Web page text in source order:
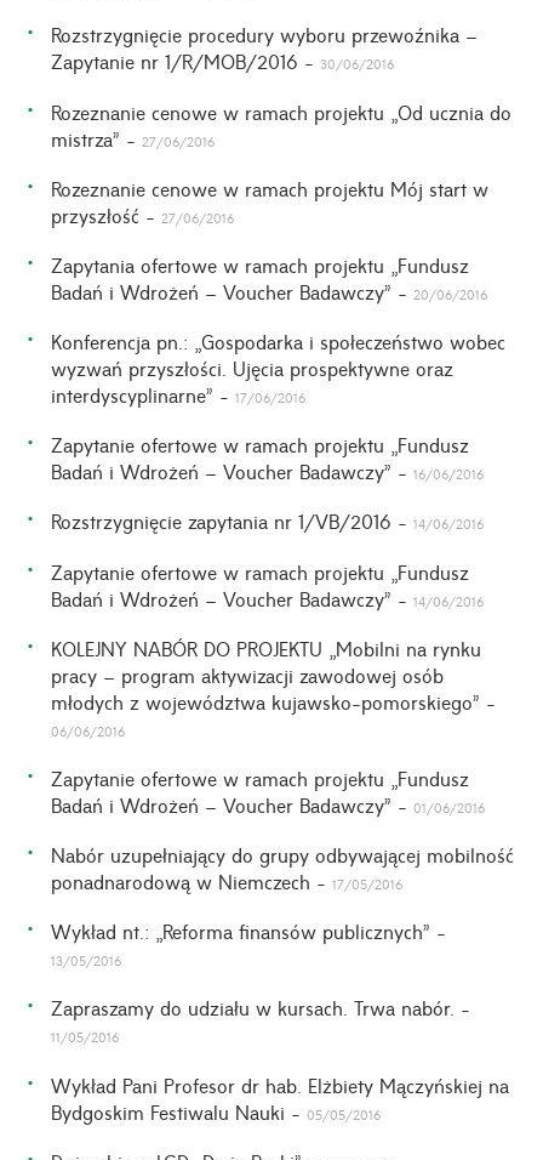
Rozstrzygnięcie procedury wyboru przewoźnika –
Zapytanie nr 1/R/MOB/2016 - 30/06/2016
Rozeznanie cenowe w ramach projektu „Od ucznia do
mistrza” - 27/06/2016
Rozeznanie cenowe w ramach projektu Mój start w
przyszłość - 27/06/2016
Zapytania ofertowe w ramach projektu „Fundusz
Badań i Wdrożeń – Voucher Badawczy” - 20/06/2016
Konferencja pn.: „Gospodarka i społeczeństwo wobec
wyzwań przyszłości. Ujęcia prospektywne oraz
interdyscyplinarne” -17/06/2016
Zapytanie ofertowe w ramach projektu „Fundusz
Badań i Wdrożeń – Voucher Badawczy” -16/06/2016
Rozstrzygnięcie zapytania nr 1/VB/2016 -14/06/2016
Zapytanie ofertowe w ramach projektu „Fundusz
Badań i Wdrożeń – Voucher Badawczy” -14/06/2016
KOLEJNY NABÓR DO PROJEKTU „Mobilni na rynku
pracy – program aktywizacji zawodowej osób
młodych z województwa kujawsko-pomorskiego” -
06/06/2016
Zapytanie ofertowe w ramach projektu „Fundusz
Badań i Wdrożeń – Voucher Badawczy” -01/06/2016
Nabór uzupełniający do grupy odbywającej mobilność
ponadnarodową w Niemczech -17/05/2016
Wykład nt.: „Reforma finansów publicznych” -
13/05/2016
Zapraszamy do udziału w kursach. Trwa nabór. -
11/05/2016
Wykład Pani Profesor dr hab. Elżbiety Mączyńskiej na
Bydgoskim Festiwalu Nauki -05/05/2016